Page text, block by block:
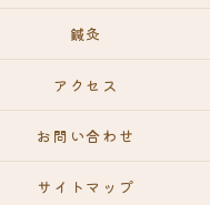
鍼灸
アクセス
お問い合わせ
サイトマップ